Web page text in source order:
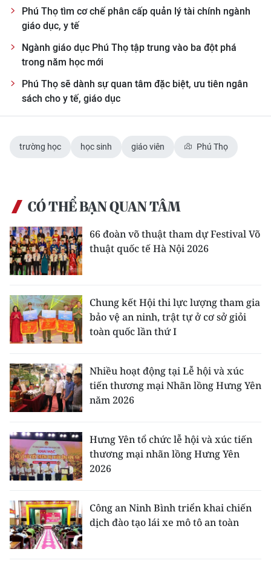
Phú Thọ tìm cơ chế phân cấp quản lý tài chính ngành
giáo dục, y tế
Ngành giáo dục Phú Thọ tập trung vào ba đột phá
trong năm học mới
Phú Thọ sẽ dành sự quan tâm đặc biệt, ưu tiên ngân
sách cho y tế, giáo dục
trường học học sinh giáo viên Phú Thọ
CÓ THỂ BẠN QUAN TÂM
66 đoàn võ thuật tham dự Festival Võ
thuật quốc tế Hà Nội 2026
Chung kết Hội thi lực lượng tham gia
bảo vệ an ninh, trật tự ở cơ sở giỏi
toàn quốc lần thứ I
Nhiều hoạt động tại Lễ hội và xúc
tiến thương mại Nhãn lồng Hưng Yên
năm 2026
Hưng Yên tổ chức lễ hội và xúc tiến
thương mại nhãn lồng Hưng Yên
2026
Công an Ninh Bình triển khai chiến
dịch đào tạo lái xe mô tô an toàn